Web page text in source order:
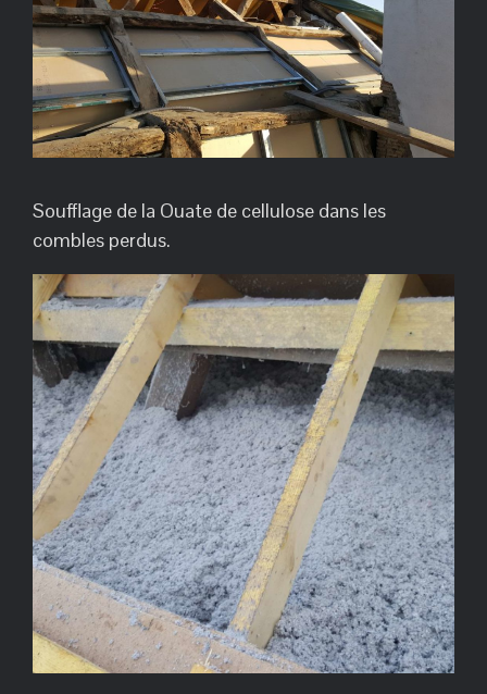
Soufflage de la Ouate de cellulose dans les
combles perdus.